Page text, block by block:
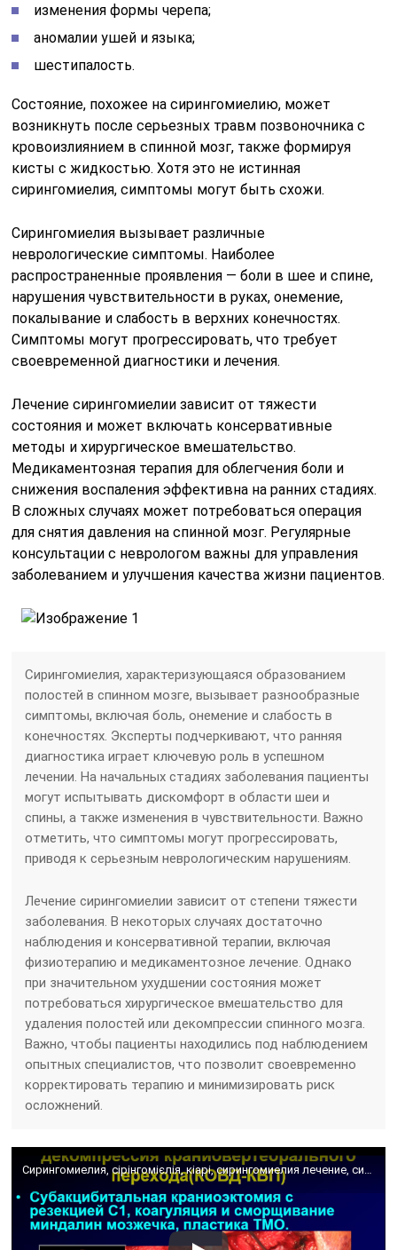
изменения формы черепа;
аномалии ушей и языка;
шестипалость.
Состояние, похожее на сирингомиелию, может
возникнуть после серьезных травм позвоночника с
кровоизлиянием в спинной мозг, также формируя
кисты с жидкостью. Хотя это не истинная
сирингомиелия, симптомы могут быть схожи.
Сирингомиелия вызывает различные
неврологические симптомы. Наиболее
распространенные проявления — боли в шее и спине,
нарушения чувствительности в руках, онемение,
покалывание и слабость в верхних конечностях.
Симптомы могут прогрессировать, что требует
своевременной диагностики и лечения.
Лечение сирингомиелии зависит от тяжести
состояния и может включать консервативные
методы и хирургическое вмешательство.
Медикаментозная терапия для облегчения боли и
снижения воспаления эффективна на ранних стадиях.
В сложных случаях может потребоваться операция
для снятия давления на спинной мозг. Регулярные
консультации с неврологом важны для управления
заболеванием и улучшения качества жизни пациентов.
Сирингомиелия, характеризующаяся образованием
полостей в спинном мозге, вызывает разнообразные
симптомы, включая боль, онемение и слабость в
конечностях. Эксперты подчеркивают, что ранняя
диагностика играет ключевую роль в успешном
лечении. На начальных стадиях заболевания пациенты
могут испытывать дискомфорт в области шеи и
спины, а также изменения в чувствительности. Важно
отметить, что симптомы могут прогрессировать,
приводя к серьезным неврологическим нарушениям.
Лечение сирингомиелии зависит от степени тяжести
заболевания. В некоторых случаях достаточно
наблюдения и консервативной терапии, включая
физиотерапию и медикаментозное лечение. Однако
при значительном ухудшении состояния может
потребоваться хирургическое вмешательство для
удаления полостей или декомпрессии спинного мозга.
Важно, чтобы пациенты находились под наблюдением
опытных специалистов, что позволит своевременно
корректировать терапию и минимизировать риск
осложнений.